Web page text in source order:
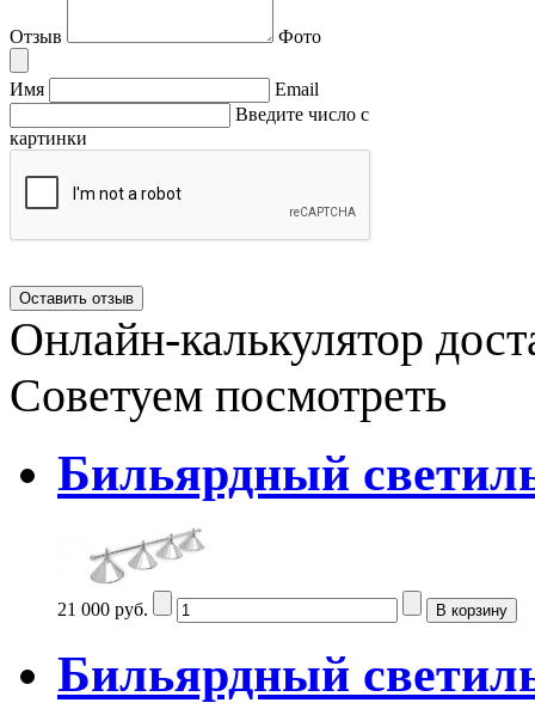
Отзыв Фото
Имя
Email
Введите число с
картинки
Онлайн-калькулятор
Советуем посмотреть
Бильярдный
21 000 руб.
Бильярдный